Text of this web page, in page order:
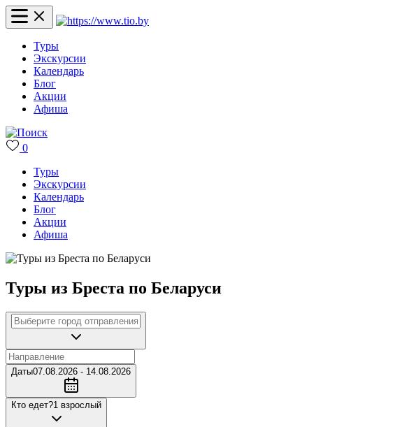
Туры
Экскурсии
Календарь
Блог
Акции
Афиша
0
Туры
Экскурсии
Календарь
Блог
Акции
Афиша
Туры из Бреста по Беларуси
Даты07.08.2026 - 14.08.2026
Кто едет?1 взрослый